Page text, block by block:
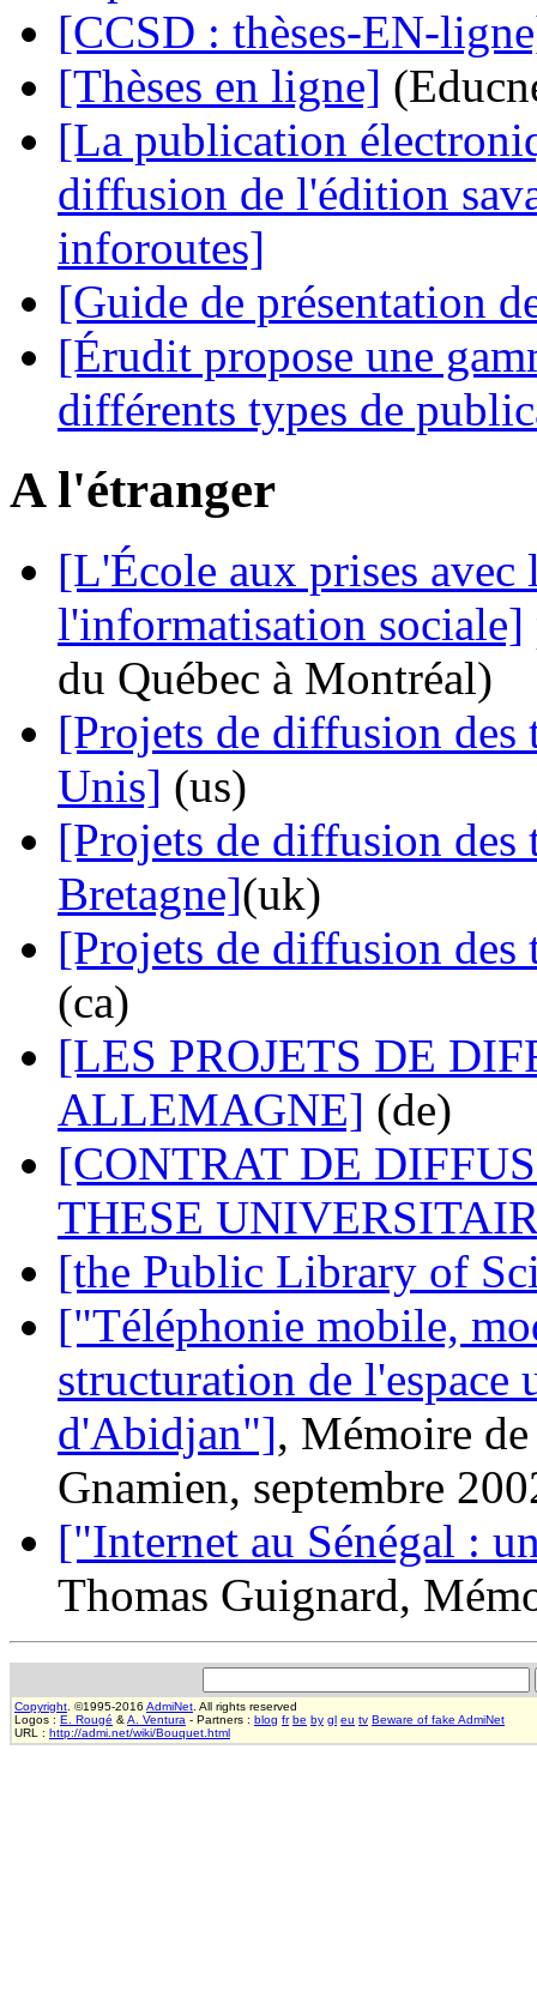
[CCSD : thèses-EN-
[Thèses en ligne]
[La publication
diffusion de l'édition
inforoutes]
[Guide de présentation
[Érudit propose une
différents types de
A l'étranger
[L'École aux prises avec
l'informatisation sociale]
du Québec à Montréal)
[Projets de diffusion des
Unis] (us)
[Projets de diffusion des
Bretagne](uk)
[Projets de diffusion des
(ca)
[LES PROJETS DE
ALLEMAGNE] (de)
[CONTRAT DE
THESE
[the Public Library of
["Téléphonie mobile,
structuration de
d'Abidjan"], Mémoire
Gnamien, septembre
["Internet au Sénégal :
Thomas Guignard,
Copyright . ©1995-2016 AdmiNet . All rights reserved
Logos : E. Rougé & A. Ventura - Partners : blog fr be by gl eu tv Beware of fake AdmiNet
URL : http://admi.net/wiki/Bouquet.html